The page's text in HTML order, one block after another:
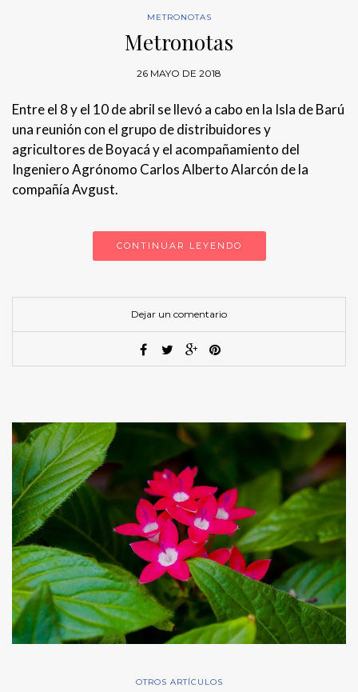
METRONOTAS
Metronotas
26 MAYO DE 2018
Entre el 8 y el 10 de abril se llevó a cabo en la Isla de Barú
una reunión con el grupo de distribuidores y
agricultores de Boyacá y el acompañamiento del
Ingeniero Agrónomo Carlos Alberto Alarcón de la
compañía Avgust.
CONTINUAR LEYENDO
Dejar un comentario
OTROS ARTÍCULOS